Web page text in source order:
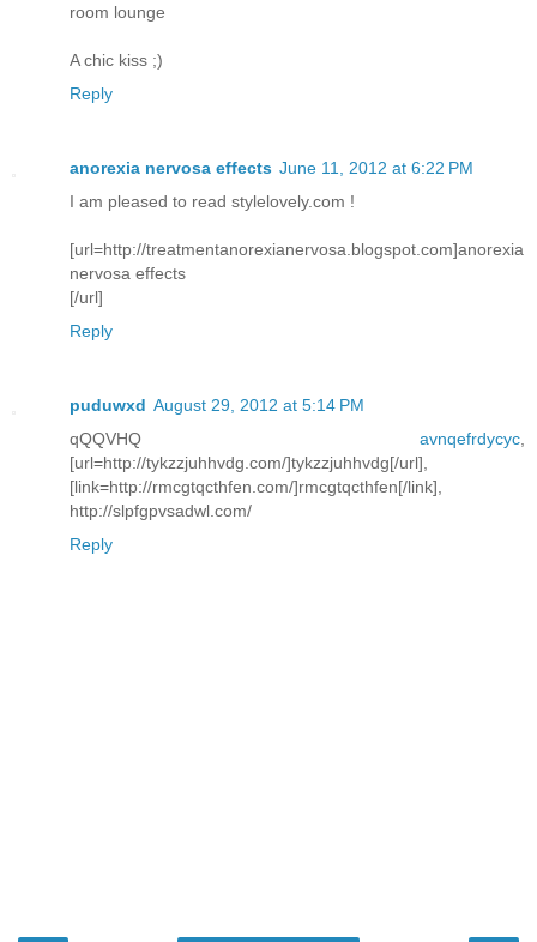
room lounge
A chic kiss ;)
Reply
anorexia nervosa effects June 11, 2012 at 6:22 PM
I am pleased to read stylelovely.com !
[url=http://treatmentanorexianervosa.blogspot.com]anorexia
nervosa effects
[/url]
Reply
puduwxd August 29, 2012 at 5:14 PM
qQQVHQ avnqefrdycyc,
[url=http://tykzzjuhhvdg.com/]tykzzjuhhvdg[/url],
[link=http://rmcgtqcthfen.com/]rmcgtqcthfen[/link],
http://slpfgpvsadwl.com/
Reply